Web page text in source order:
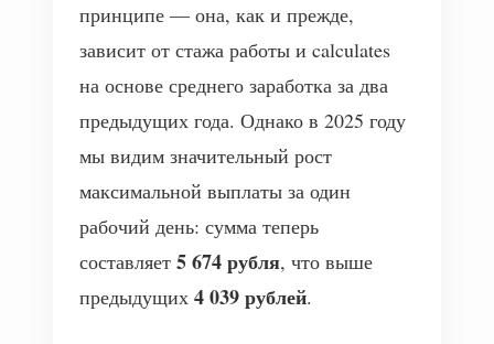
принципе — она, как и прежде,
зависит от стажа работы и calculates
на основе среднего заработка за два
предыдущих года. Однако в 2025 году
мы видим значительный рост
максимальной выплаты за один
рабочий день: сумма теперь
составляет 5 674 рубля, что выше
предыдущих 4 039 рублей.